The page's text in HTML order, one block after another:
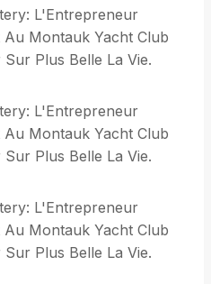
L'Entrepreneur
Montauk Yacht Club
Plus Belle La Vie.
L'Entrepreneur
Montauk Yacht Club
Plus Belle La Vie.
L'Entrepreneur
Montauk Yacht Club
Plus Belle La Vie.